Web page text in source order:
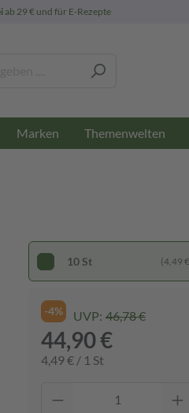
ab 29 € und für E-Rezepte
Marken Themenwelten
10 St (4,49
-4% UVP: 46,78 €
44,90 €
4,49 € / 1 St